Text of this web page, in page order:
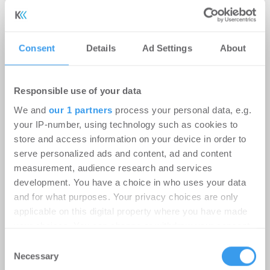
Consent Details Ad Settings About
Responsible use of your data
We and our 1 partners process your personal data, e.g.
your IP-number, using technology such as cookies to
store and access information on your device in order to
serve personalized ads and content, ad and content
measurement, audience research and services
development. You have a choice in who uses your data
and for what purposes. Your privacy choices are only
applicable on this digital property where you have made
the Privacy trigger icon.
Selection
Necessary
9.000 m² für weiteres Wachstum:
RUHR REAL vermittelt
Logistikfläche in Unna
Login für den ganzen Artikel Wenn noch nicht